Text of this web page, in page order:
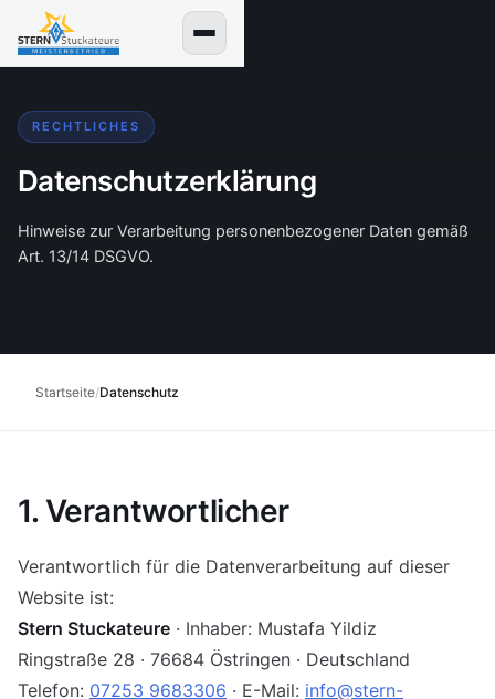
Alle Leistungen
Energetische Sanierung
Oberflächengestaltung
Altbausanierung
Maler- & Lackierarbeiten
RECHTLICHES
Datenschutzerklärung
Hinweise zur Verarbeitung personenbezogener Daten gemäß
Art. 13/14 DSGVO.
Startseite/Datenschutz
1. Verantwortlicher
Verantwortlich für die Datenverarbeitung auf dieser
Website ist:
Stern Stuckateure · Inhaber: Mustafa Yildiz
Ringstraße 28 · 76684 Östringen · Deutschland
Telefon: 07253 9683306 · E-Mail: info@stern-